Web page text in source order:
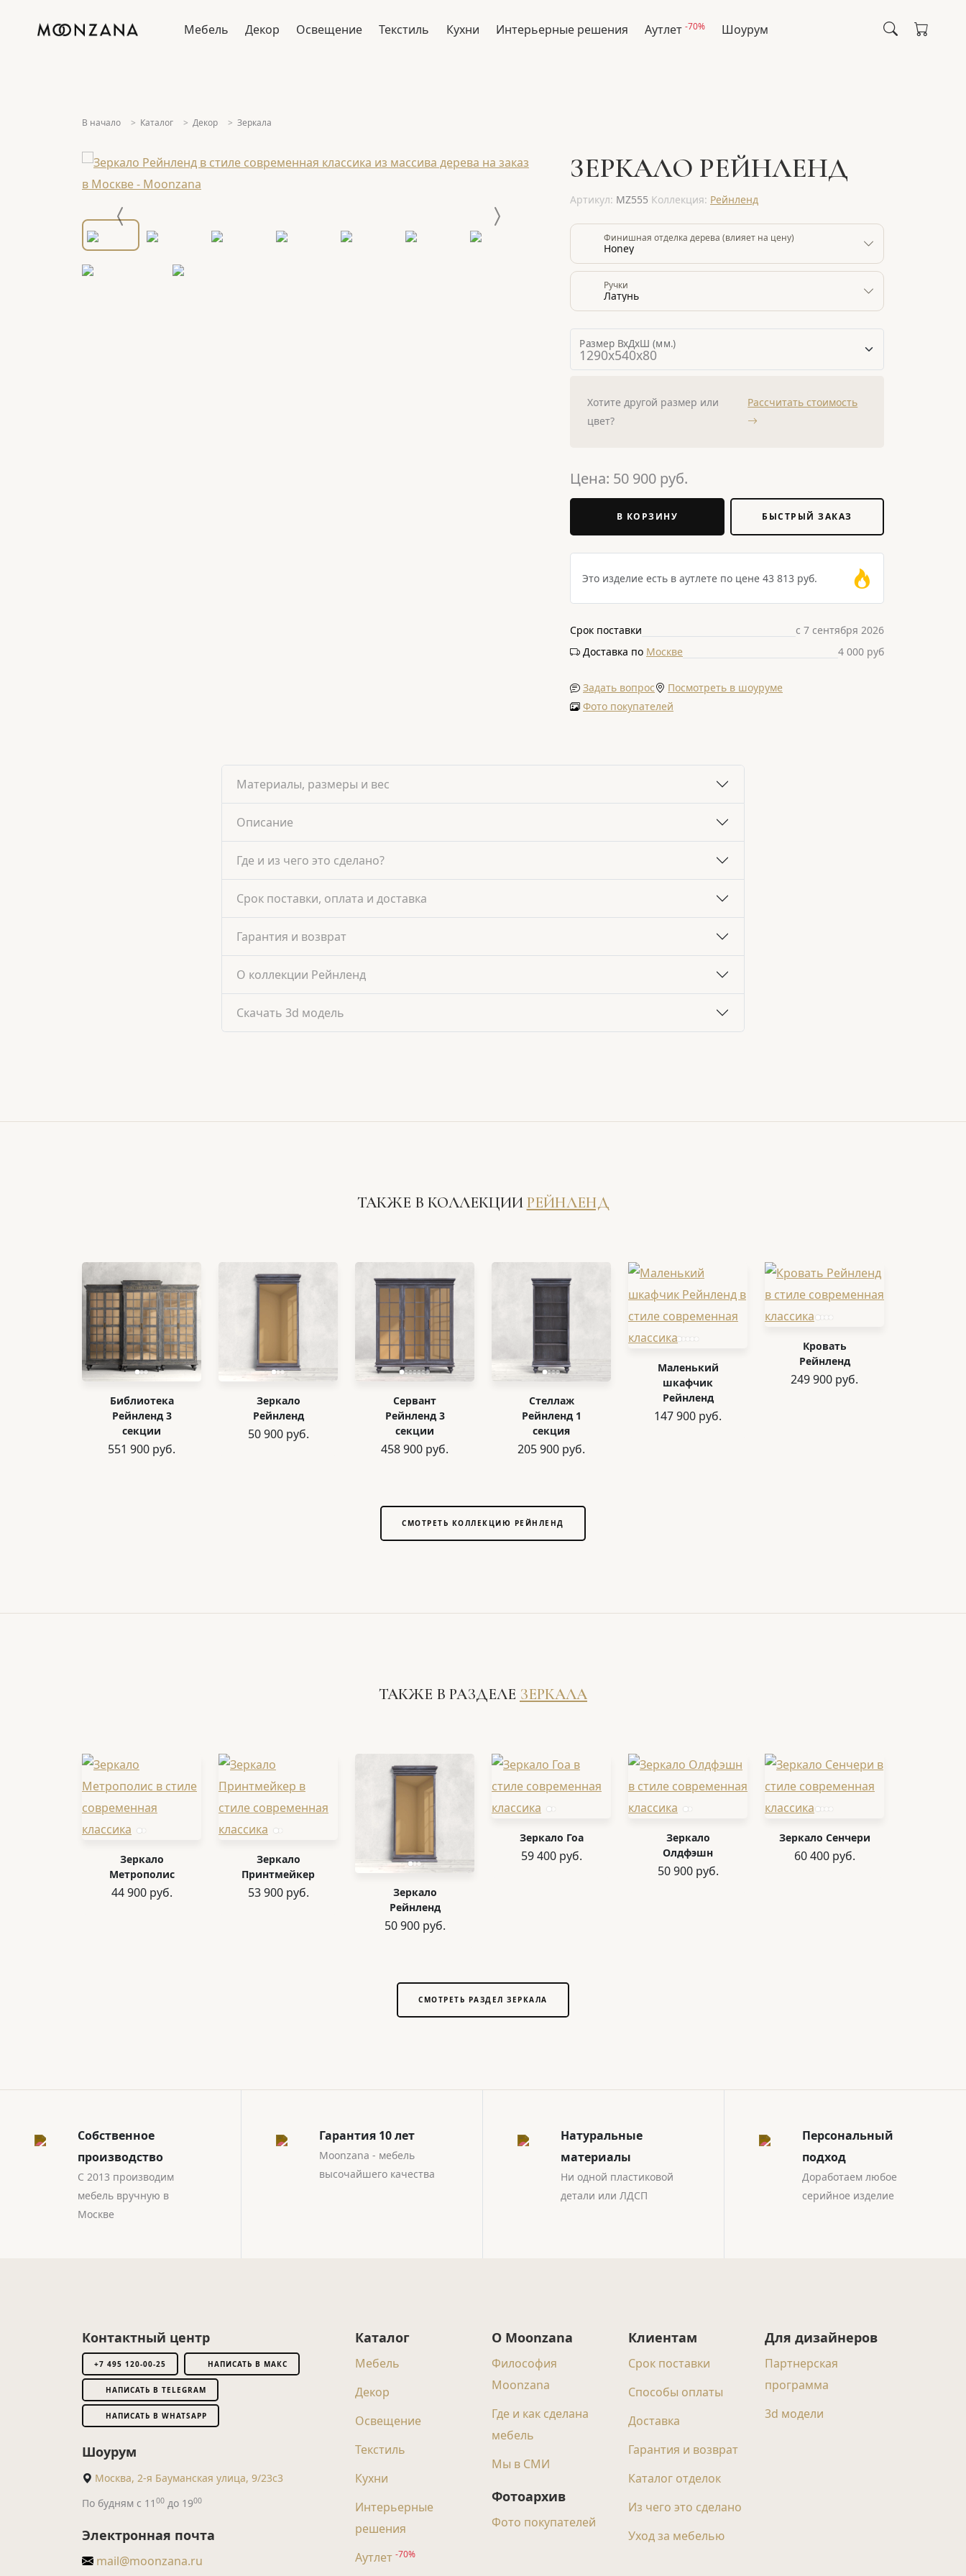
Мебель Декор Освещение Текстиль Кухни Интерьерные решения Аутлет -70% Шоурум
В начало Каталог Декор Зеркала
ЗЕРКАЛО РЕЙНЛЕНД
Артикул: MZ555 Коллекция: Рейнленд
Финишная отделка дерева (влияет на цену)
Honey
Ручки
Латунь
Размер ВхДхШ (мм.)
Хотите другой размер или
цвет?
Рассчитать стоимость
Цена: 50 900 руб.
В КОРЗИНУ БЫСТРЫЙ ЗАКАЗ
Это изделие есть в аутлете по цене 43 813 руб.
Срок поставки
с 7 сентября 2026
Доставка по Москве 4 000 руб
Задать вопрос
Посмотреть в шоуруме
Фото покупателей
Материалы, размеры и вес
Описание
Где и из чего это сделано?
Срок поставки, оплата и доставка
Гарантия и возврат
О коллекции Рейнленд
Скачать 3d модель
ТАКЖЕ В КОЛЛЕКЦИИРЕЙНЛЕНД
Библиотека
Рейнленд 3
секции
551 900 руб.
Зеркало
Рейнленд
50 900 руб.
Сервант
Рейнленд 3
секции
458 900 руб.
Стеллаж
Рейнленд 1
секция
205 900 руб.
Маленький
шкафчик
Рейнленд
147 900 руб.
Кровать
Рейнленд
249 900 руб.
СМОТРЕТЬ КОЛЛЕКЦИЮ РЕЙНЛЕНД
ТАКЖЕ В РАЗДЕЛЕ ЗЕРКАЛА
Зеркало
Метрополис
44 900 руб.
Зеркало
Принтмейкер
53 900 руб.
Зеркало
Рейнленд
50 900 руб.
Зеркало Гоа
59 400 руб.
Зеркало
Олдфэшн
50 900 руб.
Зеркало Сенчери
60 400 руб.
СМОТРЕТЬ РАЗДЕЛ ЗЕРКАЛА
Собственное
производство
С 2013 производим
мебель вручную в
Москве
Гарантия 10 лет
Moonzana - мебель
высочайшего качества
Натуральные
материалы
Ни одной пластиковой
детали или ЛДСП
Персональный
подход
Доработаем любое
серийное изделие
Контактный центр
+7 495 120-00-25 НАПИСАТЬ В МАКС
НАПИСАТЬ В TELEGRAM
НАПИСАТЬ В WHATSAPP
Шоурум
Москва, 2-я Бауманская улица, 9/23с3
По будням с 11 00 до 1900
Электронная почта
mail@moonzana.ru
Каталог
Мебель
Декор
Освещение
Текстиль
Кухни
Интерьерные
решения
Аутлет -70%
О Moonzana
Философия
Moonzana
Где и как сделана
мебель
Мы в СМИ
Фотоархив
Фото покупателей
Клиентам
Срок поставки
Способы оплаты
Доставка
Гарантия и возврат
Каталог отделок
Из чего это сделано
Уход за мебелью
Для дизайнеров
Партнерская
программа
3d модели